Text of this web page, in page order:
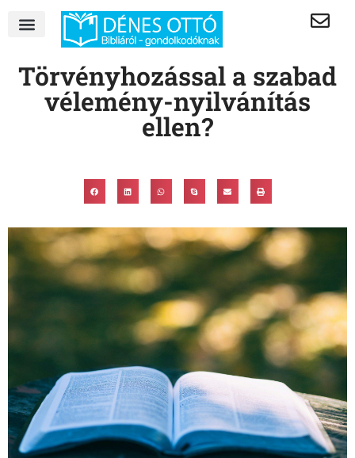
Törvényhozással a szabad
vélemény-nyilvánítás
ellen?